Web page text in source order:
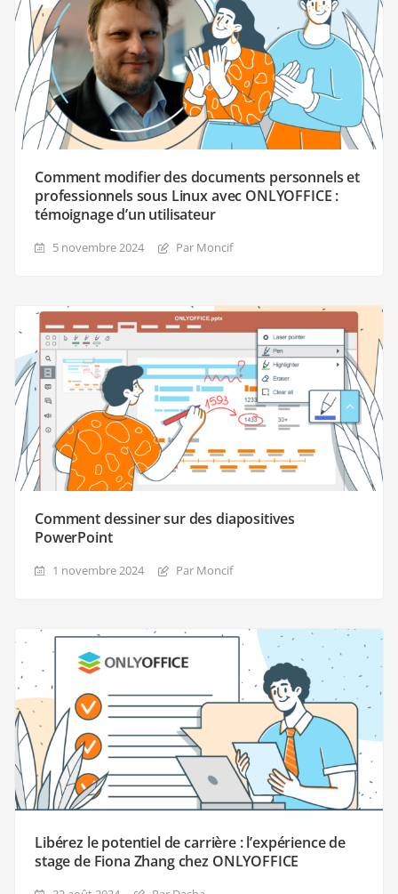
Comment modifier des documents personnels et
professionnels sous Linux avec ONLYOFFICE :
témoignage d’un utilisateur
5 novembre 2024 Par Moncif
Comment dessiner sur des diapositives
PowerPoint
1 novembre 2024 Par Moncif
Libérez le potentiel de carrière : l’expérience de
stage de Fiona Zhang chez ONLYOFFICE